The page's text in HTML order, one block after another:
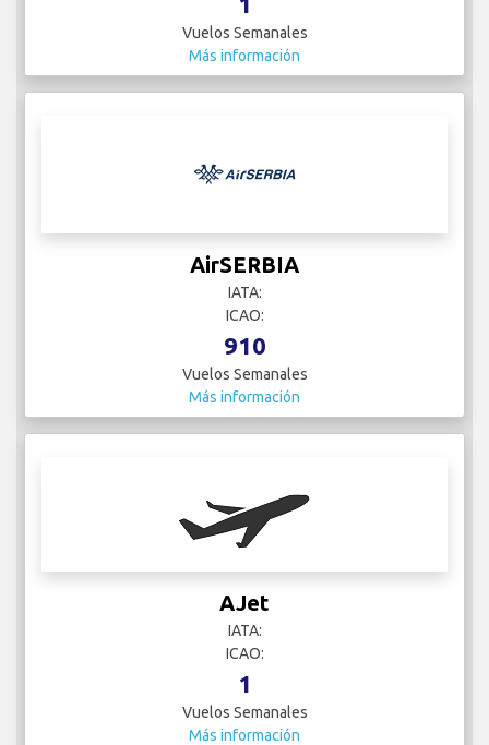
Vuelos Semanales
Más información
AirSERBIA
IATA:
ICAO:
910
Vuelos Semanales
Más información
AJet
IATA:
ICAO:
1
Vuelos Semanales
Más información